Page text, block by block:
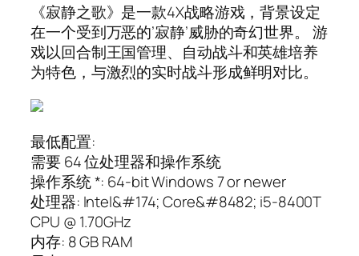
《寂静之歌》是一款4X战略游戏，背景设定
在一个受到万恶的’寂静’威胁的奇幻世界。 游
戏以回合制王国管理、自动战斗和英雄培养
为特色，与激烈的实时战斗形成鲜明对比。
最低配置:
需要 64 位处理器和操作系统
操作系统 *: 64-bit Windows 7 or newer
处理器: Intel&#174; Core&#8482; i5-8400T
CPU @ 1.70GHz
内存: 8 GB RAM